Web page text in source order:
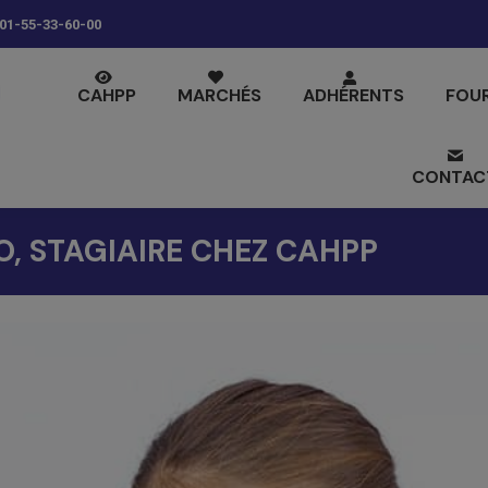
01-55-33-60-00
CAHPP MARCHÉS ADHÉRENTS
STAGIAIRE CHEZ CAHPP